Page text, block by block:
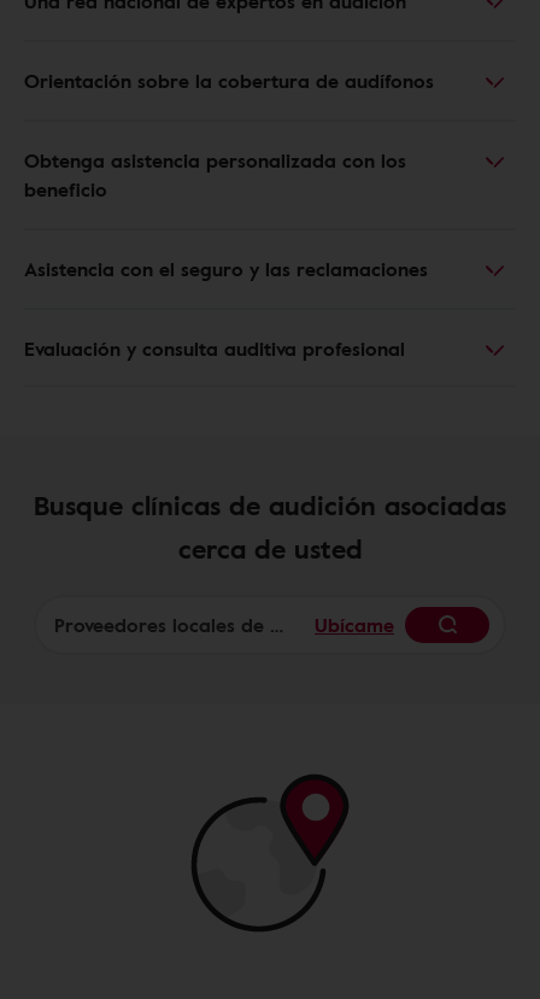
Orientación sobre la cobertura de audífonos
Obtenga asistencia personalizada con los
beneficio
Asistencia con el seguro y las reclamaciones
Evaluación y consulta auditiva profesional
Busque clínicas de audición asociadas
cerca de usted
Ubícame